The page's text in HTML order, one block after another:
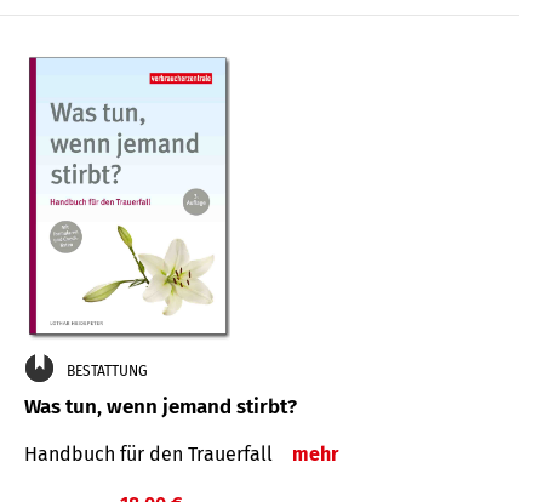
BESTATTUNG
Was tun, wenn jemand stirbt?
Handbuch für den Trauerfall mehr